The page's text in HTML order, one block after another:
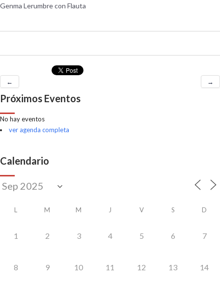
Genma Lerumbre con Flauta
← →
Próximos Eventos
No hay eventos
ver agenda completa
Calendario
L M M J V S D
1 2 3 4 5 6 7
8 9 10 11 12 13 14